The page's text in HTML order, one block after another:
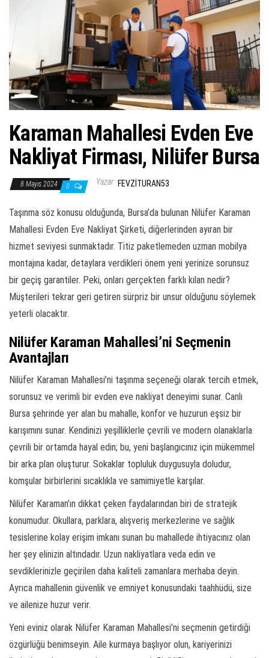
t
r
Karaman Mahallesi Evden Eve
Nakliyat Firması, Nilüfer Bursa
8 Mayıs 2024 0 Yazar: FEVZITURAN53
Taşınma söz konusu olduğunda, Bursa’da bulunan Nilüfer Karaman
Mahallesi Evden Eve Nakliyat Şirketi, diğerlerinden ayıran bir
hizmet seviyesi sunmaktadır. Titiz paketlemeden uzman mobilya
montajına kadar, detaylara verdikleri önem yeni yerinize sorunsuz
bir geçiş garantiler. Peki, onları gerçekten farklı kılan nedir?
Müşterileri tekrar geri getiren sürpriz bir unsur olduğunu söylemek
yeterli olacaktır.
Nilüfer Karaman Mahallesi’ni Seçmenin
Avantajları
Nilüfer Karaman Mahallesi’ni taşınma seçeneği olarak tercih etmek,
sorunsuz ve verimli bir evden eve nakliyat deneyimi sunar. Canlı
Bursa şehrinde yer alan bu mahalle, konfor ve huzurun eşsiz bir
karışımını sunar. Kendinizi yeşilliklerle çevrili ve modern olanaklarla
çevrili bir ortamda hayal edin; bu, yeni başlangıcınız için mükemmel
bir arka plan oluşturur. Sokaklar topluluk duygusuyla doludur,
komşular birbirlerini sıcaklıkla ve samimiyetle karşılar.
Nilüfer Karaman’ın dikkat çeken faydalarından biri de stratejik
konumudur. Okullara, parklara, alışveriş merkezlerine ve sağlık
tesislerine kolay erişim imkanı sunan bu mahallede ihtiyacınız olan
her şey elinizin altındadır. Uzun nakliyatlara veda edin ve
sevdiklerinizle geçirilen daha kaliteli zamanlara merhaba deyin.
Ayrıca mahallenin güvenlik ve emniyet konusundaki taahhüdü, size
ve ailenize huzur verir.
Yeni eviniz olarak Nilüfer Karaman Mahallesi’ni seçmenin getirdiği
özgürlüğü benimseyin. Aile kurmaya başlıyor olun, kariyerinizi